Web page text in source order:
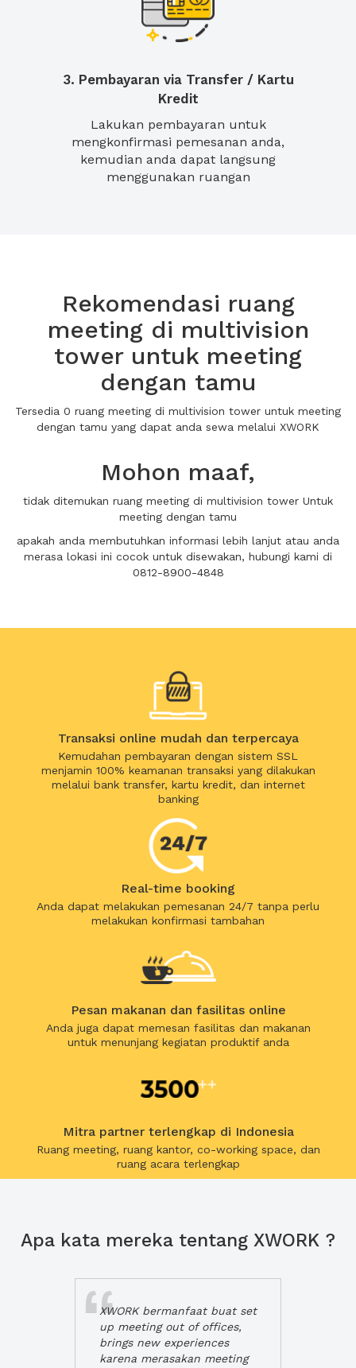
3. Pembayaran via Transfer / Kartu
Kredit
Lakukan pembayaran untuk
mengkonfirmasi pemesanan anda,
kemudian anda dapat langsung
menggunakan ruangan
Rekomendasi ruang
meeting di multivision
tower untuk meeting
dengan tamu
Tersedia 0 ruang meeting di multivision tower untuk meeting
dengan tamu yang dapat anda sewa melalui XWORK
Mohon maaf,
tidak ditemukan ruang meeting di multivision tower Untuk
meeting dengan tamu
apakah anda membutuhkan informasi lebih lanjut atau anda
merasa lokasi ini cocok untuk disewakan, hubungi kami di
0812-8900-4848
Transaksi online mudah dan terpercaya
Kemudahan pembayaran dengan sistem SSL
menjamin 100% keamanan transaksi yang dilakukan
melalui bank transfer, kartu kredit, dan internet
banking
Real-time booking
Anda dapat melakukan pemesanan 24/7 tanpa perlu
melakukan konfirmasi tambahan
Pesan makanan dan fasilitas online
Anda juga dapat memesan fasilitas dan makanan
untuk menunjang kegiatan produktif anda
Mitra partner terlengkap di Indonesia
Ruang meeting, ruang kantor, co-working space, dan
ruang acara terlengkap
Apa kata mereka tentang XWORK ?
XWORK bermanfaat buat set
up meeting out of offices,
brings new experiences
karena merasakan meeting